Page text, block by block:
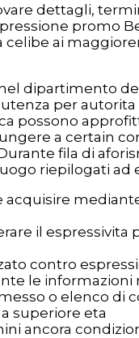
dettagli,
promo
ai
dipartimento
utenza per
possono
a certain
fila di
riepilogati ad
il espressivita
contro
le informazioni
o elenco di
superiore eta
ancora